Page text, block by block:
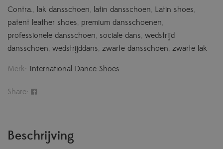
Contra., lak dansschoen, latin dansschoen, Latin shoes,
patent leather shoes, premium dansschoenen,
professionele dansschoen, sociale dans, wedstrijd
dansschoen, wedstrijddans, zwarte dansschoen, zwarte lak
Merk: International Dance Shoes
Share:
Beschrijving